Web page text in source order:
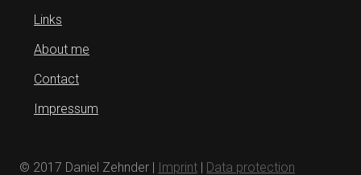
Links
About me
Contact
Impressum
© 2017 Daniel Zehnder | Imprint | Data protection